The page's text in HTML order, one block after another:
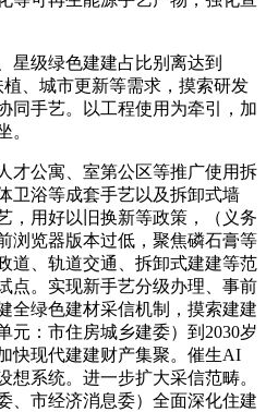
级绿色建建占比别离达到
植、城市更新等需求，摸索研发
同手艺。以工程使用为牵引，加
。
公寓、室第公区等推广使用拆
卫浴等成套手艺以及拆卸式墙
，用好以旧换新等政策，（义务
浏览器版本过低，聚焦磷石膏等
道、轨道交通、拆卸式建建等范
点。实现新手艺分级办理、事前
全绿色建材采信机制，摸索建建
元：市住房城乡建委）到2030岁
快现代建建财产集聚。催生AI
想系统。进一步扩大采信范畴。
、市经济消息委）全面深化住建